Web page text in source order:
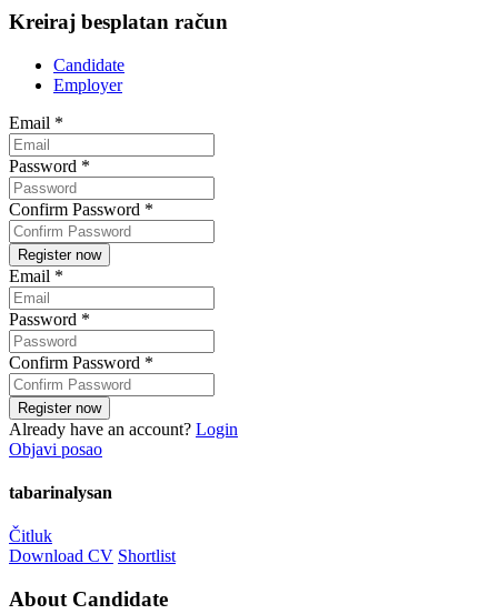
Kreiraj besplatan račun
Candidate
Employer
Email *
Password *
Confirm Password *
Email *
Password *
Confirm Password *
Already have an account? Login
Objavi posao
tabarinalysan
Čitluk
Download CV Shortlist
About Candidate